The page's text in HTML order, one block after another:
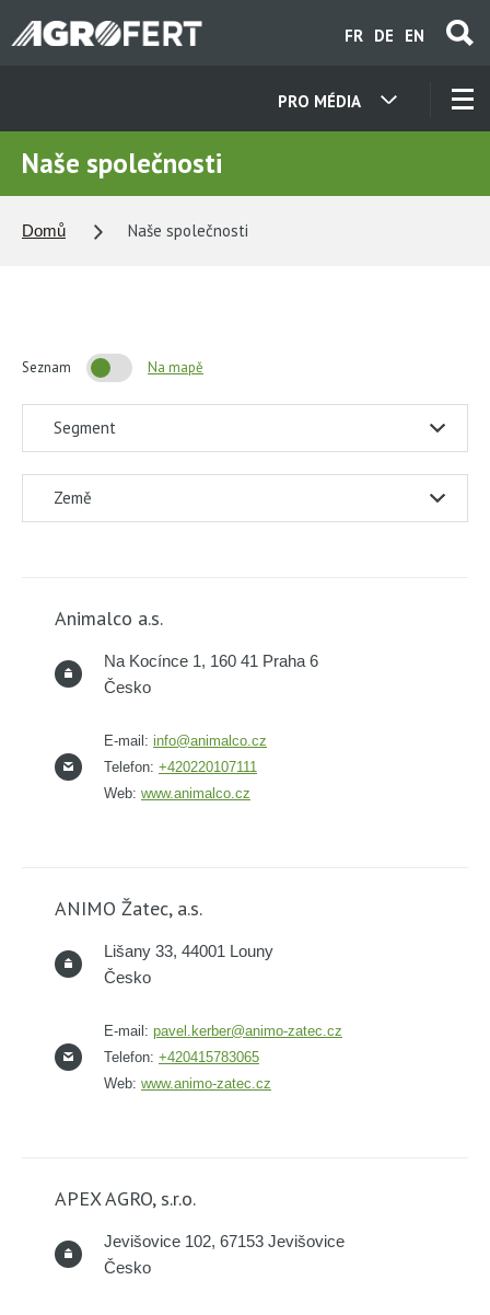
EN
DE
FR
PRO MÉDIA
KONTAKTY
KARIÉRA
AKTUALITY
Naše společnosti
Domů Naše společnosti
Seznam Na mapě
Segment
Země
Animalco a.s.
Na Kocínce 1, 160 41 Praha 6
Česko
E-mail: info@animalco.cz
Telefon: +420220107111
Web: www.animalco.cz
ANIMO Žatec, a.s.
Lišany 33, 44001 Louny
Česko
E-mail: pavel.kerber@animo-zatec.cz
Telefon: +420415783065
Web: www.animo-zatec.cz
APEX AGRO, s.r.o.
Jevišovice 102, 67153 Jevišovice
Česko